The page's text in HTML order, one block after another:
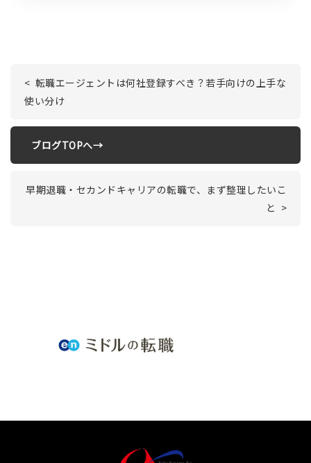
< 転職エージェントは何社登録すべき？若手向けの上手な
使い分け
ブログTOPへ→
早期退職・セカンドキャリアの転職で、まず整理したいこ
と >